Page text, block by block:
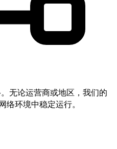
无论运营商或地区，我们的
环境中稳定运行。